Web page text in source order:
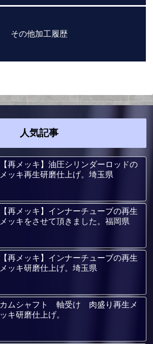
その他加工履歴
人気記事
【再メッキ】油圧シリンダーロッドの
メッキ再生研磨仕上げ。埼玉県
【再メッキ】インナーチューブの再生
メッキをさせて頂きました。福岡県
【再メッキ】インナーチューブの再生
メッキ研磨仕上げ。埼玉県
カムシャフト 軸受け 肉盛り再生メ
ッキ研磨仕上げ。